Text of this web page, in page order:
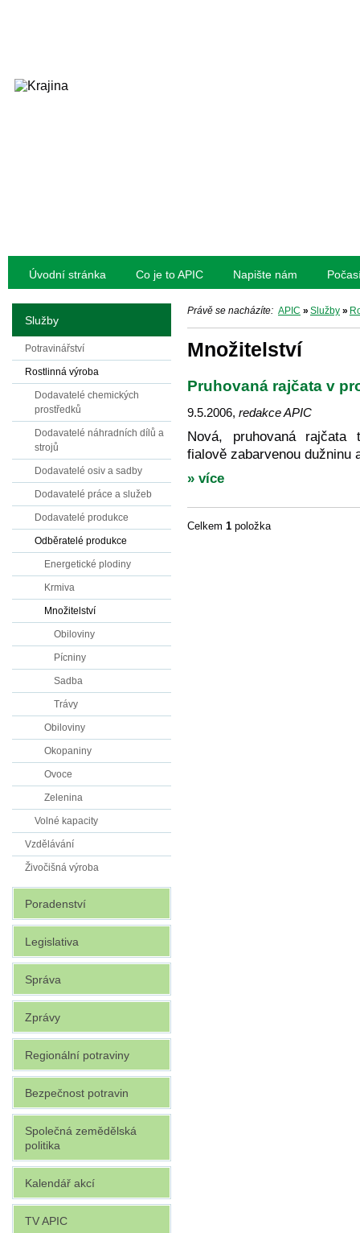
Úvodní stránka Co je to APIC Napište nám
Právě se nacházíte: APIC » Služby »
Množitelství
Pruhovaná rajčata v
9.5.2006, redakce APIC
Nová, pruhovaná rajčata
fialově zabarvenou dužninu
» více
Celkem 1 položka
Služby
Potravinářství
Rostlinná výroba
Dodavatelé chemických
prostředků
Dodavatelé náhradních dílů a
strojů
Dodavatelé osiv a sadby
Dodavatelé práce a služeb
Dodavatelé produkce
Odběratelé produkce
Energetické plodiny
Krmiva
Množitelství
Obiloviny
Pícniny
Sadba
Trávy
Obiloviny
Okopaniny
Ovoce
Zelenina
Volné kapacity
Vzdělávání
Živočišná výroba
Poradenství
Legislativa
Správa
Zprávy
Regionální potraviny
Bezpečnost potravin
Společná zemědělská
politika
Kalendář akcí
TV APIC